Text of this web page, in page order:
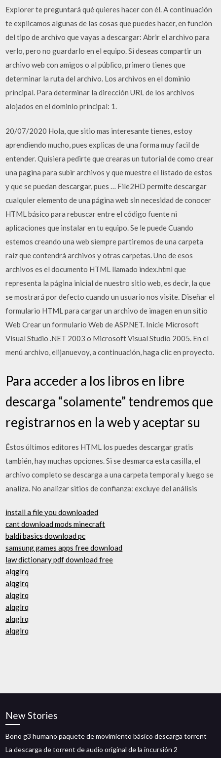
Explorer te preguntará qué quieres hacer con él. A continuación
te explicamos algunas de las cosas que puedes hacer, en función
del tipo de archivo que vayas a descargar: Abrir el archivo para
verlo, pero no guardarlo en el equipo. Si deseas compartir un
archivo web con amigos o al público, primero tienes que
determinar la ruta del archivo. Los archivos en el dominio
principal. Para determinar la dirección URL de los archivos
alojados en el dominio principal: 1.
20/07/2020 Hola, que sitio mas interesante tienes, estoy
aprendiendo mucho, pues explicas de una forma muy facil de
entender. Quisiera pedirte que crearas un tutorial de como crear
una pagina para subir archivos y que muestre el listado de estos
y que se puedan descargar, pues … File2HD permite descargar
cualquier elemento de una página web sin necesidad de conocer
HTML básico para rebuscar entre el código fuente ni
aplicaciones que instalar en tu equipo. Se le puede Cuando
estemos creando una web siempre partiremos de una carpeta
raíz que contendrá archivos y otras carpetas. Uno de esos
archivos es el documento HTML llamado index.html que
representa la página inicial de nuestro sitio web, es decir, la que
se mostrará por defecto cuando un usuario nos visite. Diseñar el
formulario HTML para cargar un archivo de imagen en un sitio
Web Crear un formulario Web de ASP.NET. Inicie Microsoft
Visual Studio .NET 2003 o Microsoft Visual Studio 2005. En el
menú archivo, elijanuevoy, a continuación, haga clic en proyecto.
Para acceder a los libros en libre
descarga “solamente” tendremos que
registrarnos en la web y aceptar su
Éstos últimos editores HTML los puedes descargar gratis
también, hay muchas opciones. Si se desmarca esta casilla, el
archivo completo se descarga a una carpeta temporal y luego se
analiza. No analizar sitios de confianza: excluye del análisis
install a file you downloaded
cant download mods minecraft
baldi basics download pc
samsung games apps free download
law dictionary pdf download free
alqglrq
alqglrq
alqglrq
alqglrq
alqglrq
alqglrq
New Stories
Bono g3 humano paquete de movimiento básico descarga torrent
La descarga de torrent de audio original de la incursión 2